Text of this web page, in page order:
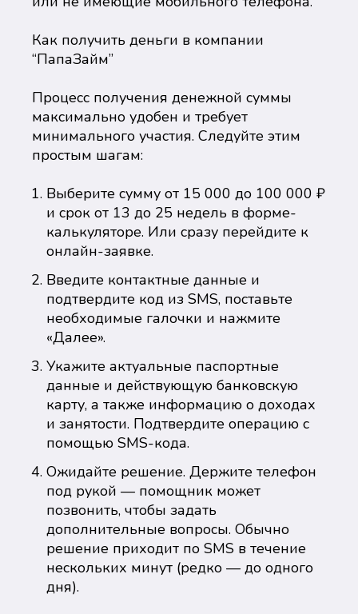
Как получить деньги в компании
“ПапаЗайм”
Процесс получения денежной суммы
максимально удобен и требует
минимального участия. Следуйте этим
простым шагам:
Выберите сумму от 15 000 до 100 000 ₽
и срок от 13 до 25 недель в форме-
калькуляторе. Или сразу перейдите к
онлайн-заявке.
Введите контактные данные и
подтвердите код из SMS, поставьте
необходимые галочки и нажмите
«Далее».
Укажите актуальные паспортные
данные и действующую банковскую
карту, а также информацию о доходах
и занятости. Подтвердите операцию с
помощью SMS-кода.
Ожидайте решение. Держите телефон
под рукой — помощник может
позвонить, чтобы задать
дополнительные вопросы. Обычно
решение приходит по SMS в течение
нескольких минут (редко — до одного
дня).